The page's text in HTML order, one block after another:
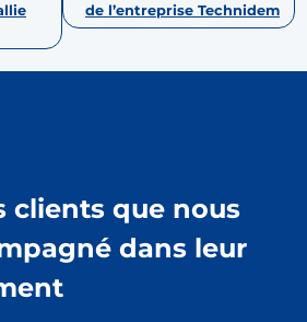
de l’entreprise Technidem
clients que nous
dans leur